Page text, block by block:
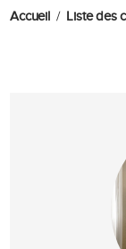
Accueil Liste des